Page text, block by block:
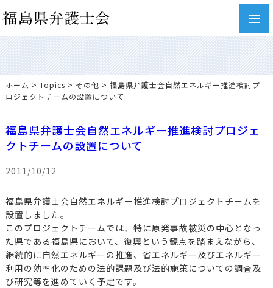
ホーム > Topics > その他 > 福島県弁護士会自然エネルギー推進検討プ
ロジェクトチームの設置について
福島県弁護士会自然エネルギー推進検討プロジェ
クトチームの設置について
2011/10/12
福島県弁護士会自然エネルギー推進検討プロジェクトチームを
設置しました。
このプロジェクトチームでは、特に原発事故被災の中心となっ
た県である福島県において、復興という観点を踏まえながら、
継続的に自然エネルギーの推進、省エネルギー及びエネルギー
利用の効率化のための法的課題及び法的施策についての調査及
び研究等を進めていく予定です。